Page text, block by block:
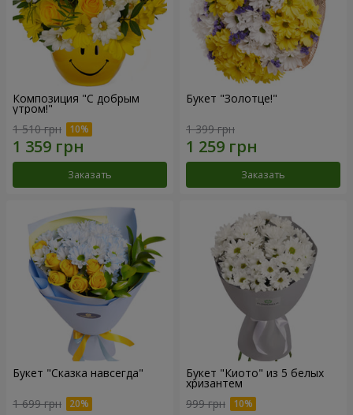
Композиция "С добрым
утром!"
1 510 грн
Заказать
Букет "Золотце!"
1 399 грн
Заказать
Букет "Сказка навсегда"
1 699 грн
Букет "Киото" из 5 белых
хризантем
999 грн